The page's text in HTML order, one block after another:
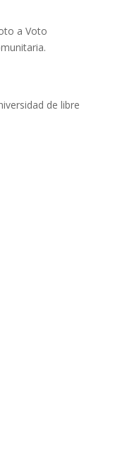
a Voto
de libre